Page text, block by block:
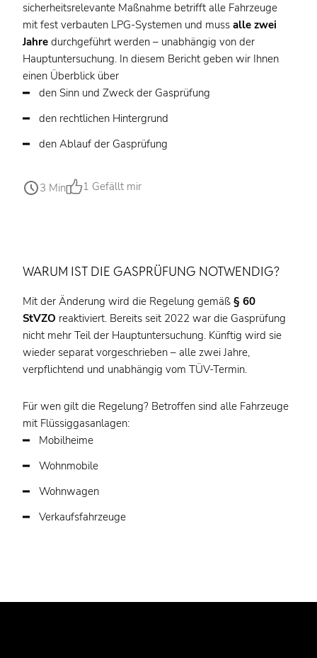
sicherheitsrelevante Maßnahme betrifft alle Fahrzeuge
mit fest verbauten LPG-Systemen und muss alle zwei
Jahre durchgeführt werden – unabhängig von der
Hauptuntersuchung. In diesem Bericht geben wir Ihnen
einen Überblick über
den Sinn und Zweck der Gasprüfung
den rechtlichen Hintergrund
den Ablauf der Gasprüfung
3 Min 1 Gefällt mir
WARUM IST DIE GASPRÜFUNG NOTWENDIG?
Mit der Änderung wird die Regelung gemäß § 60
StVZO reaktiviert. Bereits seit 2022 war die Gasprüfung
nicht mehr Teil der Hauptuntersuchung. Künftig wird sie
wieder separat vorgeschrieben – alle zwei Jahre,
verpflichtend und unabhängig vom TÜV-Termin.
Für wen gilt die Regelung? Betroffen sind alle Fahrzeuge
mit Flüssiggasanlagen:
Mobilheime
Wohnmobile
Wohnwagen
Verkaufsfahrzeuge